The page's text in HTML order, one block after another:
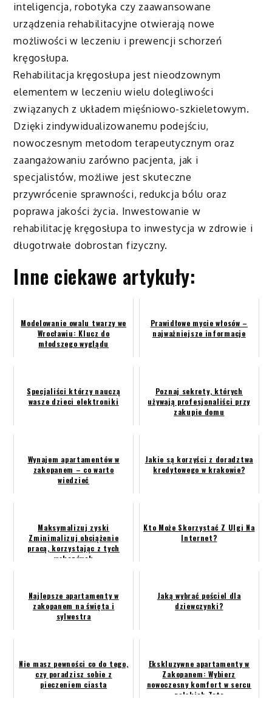
inteligencja, robotyka czy zaawansowane
urządzenia rehabilitacyjne otwierają nowe
możliwości w leczeniu i prewencji schorzeń
kręgosłupa.
Rehabilitacja kręgosłupa jest nieodzownym
elementem w leczeniu wielu dolegliwości
związanych z układem mięśniowo-szkieletowym.
Dzięki zindywidualizowanemu podejściu,
nowoczesnym metodom terapeutycznym oraz
zaangażowaniu zarówno pacjenta, jak i
specjalistów, możliwe jest skuteczne
przywrócenie sprawności, redukcja bólu oraz
poprawa jakości życia. Inwestowanie w
rehabilitację kręgosłupa to inwestycja w zdrowie i
długotrwałe dobrostan fizyczny.
Inne ciekawe artykuły:
Modelowanie owalu twarzy we
Wrocławiu: Klucz do
młodszego wyglądu
Prawidłowe mycie włosów –
najważniejsze informacje
Specjaliści którzy nauczą
wasze dzieci elektroniki
Poznaj sekrety, których
używają profesjonaliści przy
zakupie domu
Wynajem apartamentów w
zakopanem – co warto
wiedzieć
Jakie są korzyści z doradztwa
kredytowego w krakowie?
Maksymalizuj zyski
Zminimalizuj obciążenie
pracą, korzystając z tych
wskazówek
Kto Może Skorzystać Z Ulgi Na
Internet?
Najlepsze apartamenty w
zakopanem na święta i
sylwestra
Jaką wybrać pościel dla
dziewczynki?
Nie masz pewności co do tego,
czy poradzisz sobie z
pieczeniem ciasta
Ekskluzywne apartamenty w
Zakopanem: Wybierz
nowoczesny komfort w sercu
polskich Tatr